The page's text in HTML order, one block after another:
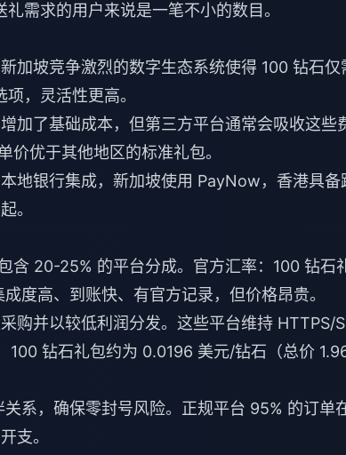
需求的用户来说是一笔不小的数目。
加坡竞争激烈的数字生态系统使得 100 钻石
，灵活性更高。
加了基础成本，但第三方平台通常会吸收这些
优于其他地区的标准礼包。
地银行集成，新加坡使用 PayNow，香港具备
。
含 20-25% 的平台分成。官方汇率：100 钻石
度高、到账快、有官方记录，但价格昂贵。
购并以较低利润分发。这些平台维持 HTTPS/
钻石礼包约为 0.0196 美元/钻石（总价 1.96
系，确保零封号风险。正规平台 95% 的订单
支。